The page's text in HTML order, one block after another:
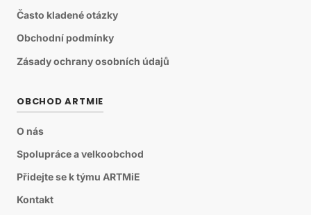
Často kladené otázky
Obchodní podmínky
Zásady ochrany osobních údajů
OBCHOD ARTMIE
O nás
Spolupráce a velkoobchod
Přidejte se k týmu ARTMiE
Kontakt